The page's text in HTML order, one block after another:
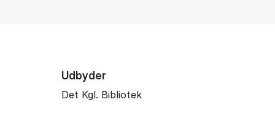
Udbyder
Det Kgl. Bibliotek